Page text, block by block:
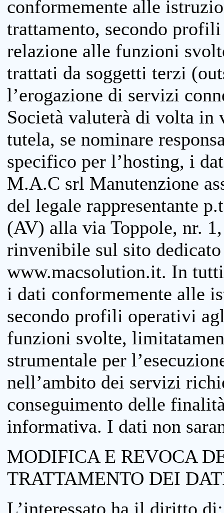
conformemente alle
trattamento, secondo
relazione alle funzioni
trattati da soggetti terzi
l’erogazione di servizi
Società valuterà di volta in
tutela, se nominare
specifico per l’hosting, i
M.A.C srl Manutenzione
del legale rappresentante
(AV) alla via Toppole, nr.
rinvenibile sul sito
www.macsolution.it. In
i dati conformemente alle
secondo profili operativi
funzioni svolte,
strumentale per
nell’ambito dei servizi
conseguimento delle
informativa. I dati non
MODIFICA E REVOCA
TRATTAMENTO DEI
L’interessato ha il diritto